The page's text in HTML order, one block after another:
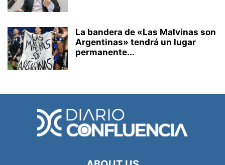
La bandera de «Las Malvinas son
Argentinas» tendrá un lugar
permanente...